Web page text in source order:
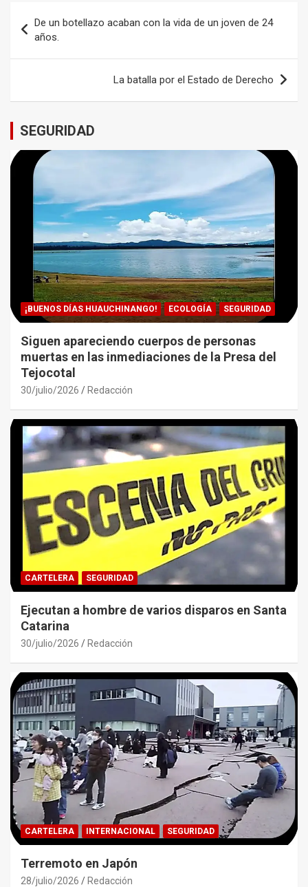
de
entradas
De un botellazo acaban con la vida de un joven de 24
años.
La batalla por el Estado de Derecho
SEGURIDAD
¡BUENOS DÍAS HUAUCHINANGO! ECOLOGÍA SEGURIDAD
Siguen apareciendo cuerpos de personas
muertas en las inmediaciones de la Presa del
Tejocotal
30/julio/2026 Redacción
CARTELERA SEGURIDAD
Ejecutan a hombre de varios disparos en Santa
Catarina
30/julio/2026 Redacción
CARTELERA INTERNACIONAL SEGURIDAD
Terremoto en Japón
28/julio/2026 Redacción